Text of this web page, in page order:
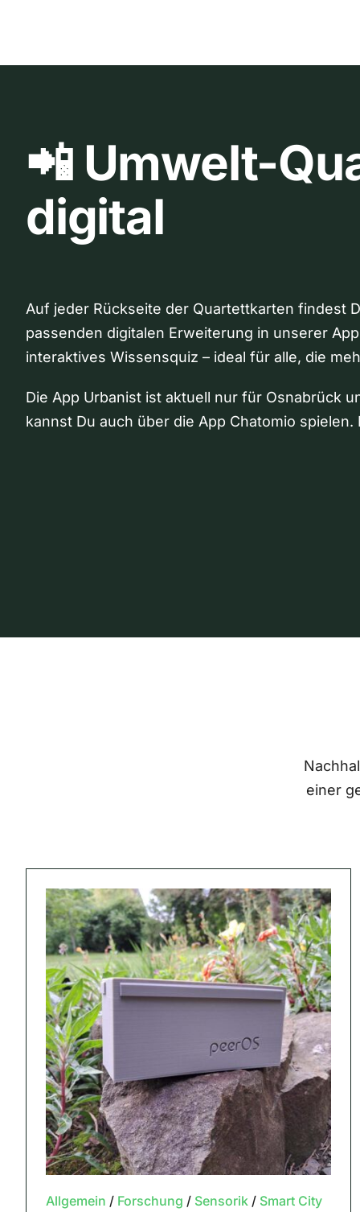
📲 Umwelt-
digital
Auf jeder Rückseite der Quartettkarten findest
passenden digitalen Erweiterung in unserer
interaktives Wissensquiz – ideal für alle, die
Die App Urbanist ist aktuell nur für Osnabrück
kannst Du auch über die App Chatomio
einer
Allgemein / Forschung / Sensorik/ Smart City